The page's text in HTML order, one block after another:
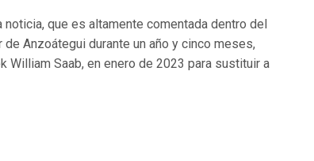
que es altamente comentada dentro del
Anzoátegui durante un año y cinco meses,
William Saab, en enero de 2023 para sustituir a